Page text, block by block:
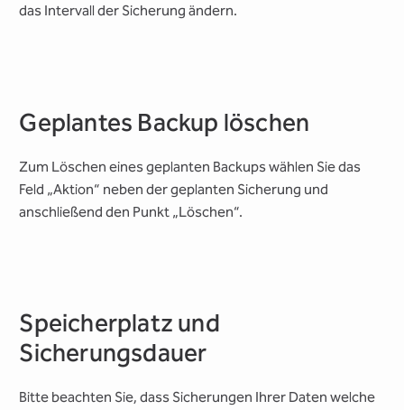
das Intervall der Sicherung ändern.
Geplantes Backup löschen
Zum Löschen eines geplanten Backups wählen Sie das
Feld „Aktion“ neben der geplanten Sicherung und
anschließend den Punkt „Löschen“.
Speicherplatz und
Sicherungsdauer
Bitte beachten Sie, dass Sicherungen Ihrer Daten welche